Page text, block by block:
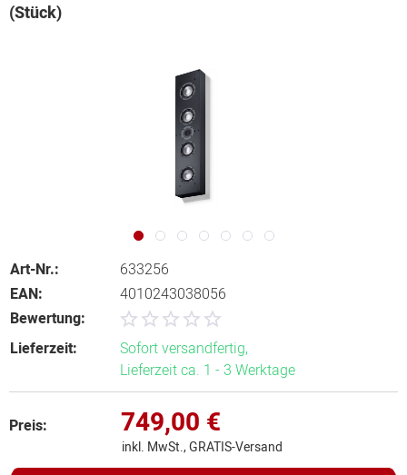
(Stück)
Art-Nr.:
633256
EAN:
4010243038056
Bewertung:
Lieferzeit:
Sofort versandfertig,
Lieferzeit ca. 1 - 3 Werktage
Preis: 749,00 €
inkl. MwSt., GRATIS-Versand